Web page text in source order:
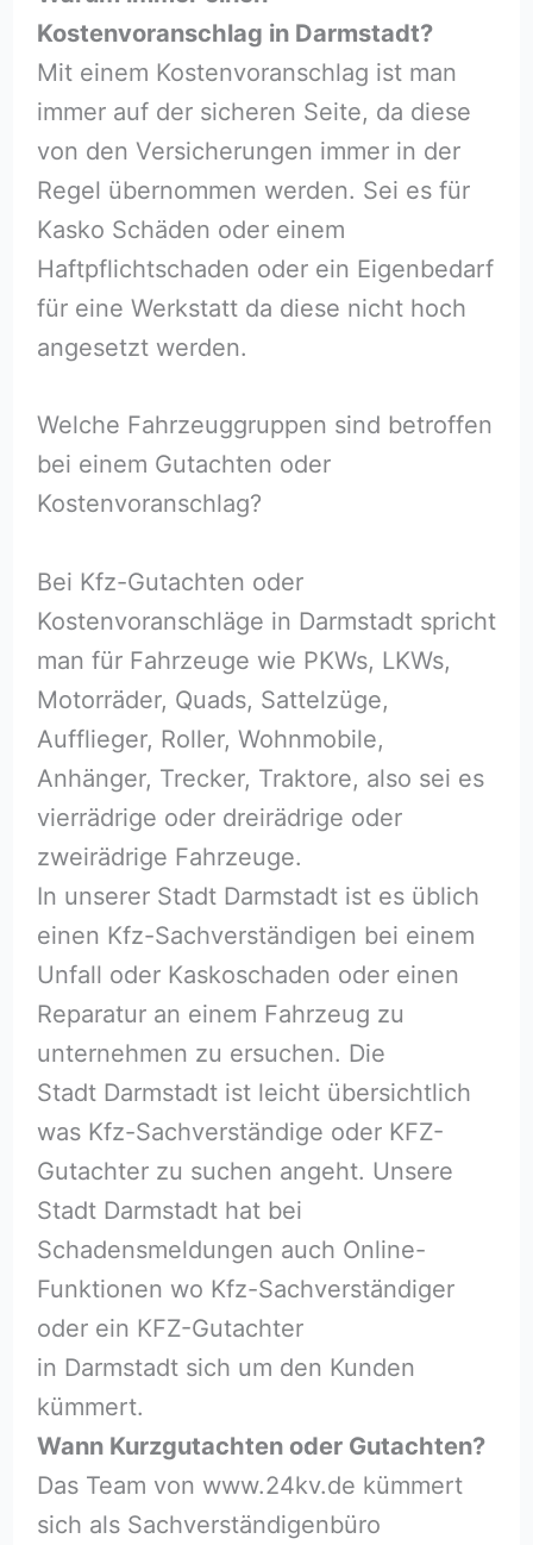
Kostenvoranschlag in Darmstadt?
Mit einem Kostenvoranschlag ist man
immer auf der sicheren Seite, da diese
von den Versicherungen immer in der
Regel übernommen werden. Sei es für
Kasko Schäden oder einem
Haftpflichtschaden oder ein Eigenbedarf
für eine Werkstatt da diese nicht hoch
angesetzt werden.
Welche Fahrzeuggruppen sind betroffen
bei einem Gutachten oder
Kostenvoranschlag?
Bei Kfz-Gutachten oder
Kostenvoranschläge in Darmstadt spricht
man für Fahrzeuge wie PKWs, LKWs,
Motorräder, Quads, Sattelzüge,
Aufflieger, Roller, Wohnmobile,
Anhänger, Trecker, Traktore, also sei es
vierrädrige oder dreirädrige oder
zweirädrige Fahrzeuge.
In unserer Stadt Darmstadt ist es üblich
einen Kfz-Sachverständigen bei einem
Unfall oder Kaskoschaden oder einen
Reparatur an einem Fahrzeug zu
unternehmen zu ersuchen. Die
Stadt Darmstadt ist leicht übersichtlich
was Kfz-Sachverständige oder KFZ-
Gutachter zu suchen angeht. Unsere
Stadt Darmstadt hat bei
Schadensmeldungen auch Online-
Funktionen wo Kfz-Sachverständiger
oder ein KFZ-Gutachter
in Darmstadt sich um den Kunden
kümmert.
Wann Kurzgutachten oder Gutachten?
Das Team von www.24kv.de kümmert
sich als Sachverständigenbüro